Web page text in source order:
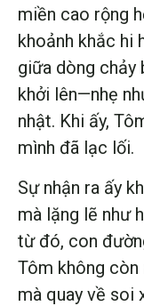
miền cao rộng
khoảnh khắc hi
giữa dòng
khởi lên—nhẹ
nhật. Khi ấy,
mình đã lạc lối.
Sự nhận ra ấy
mà lặng lẽ như
từ đó, con
Tôm không
mà quay về soi